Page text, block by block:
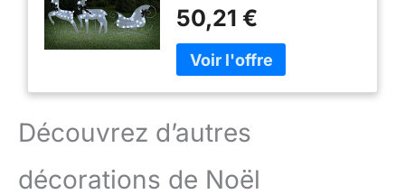
LED 60 lumières Blanc
Froid, matériau Maille
métal, 8 Effets
d'éclairage, USB 5V,
pour Jardin
50,21 €
Découvrez d’autres
décorations de Noël